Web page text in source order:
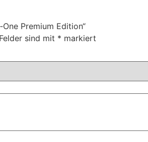
Premium Edition“
sind mit * markiert